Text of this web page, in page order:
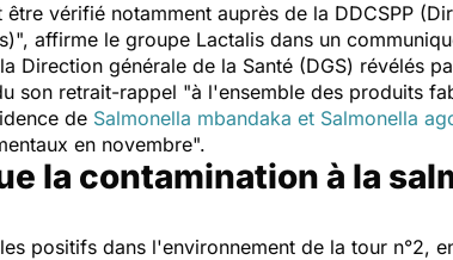
vérifié notamment auprès de la DDCSPP
", affirme le groupe Lactalis dans un
Direction générale de la Santé (DGS) révélés
son retrait-rappel "à l'ensemble des produits
de Salmonella mbandaka et Salmonella
en novembre".
la contamination à la
positifs dans l'environnement de la tour n°2,